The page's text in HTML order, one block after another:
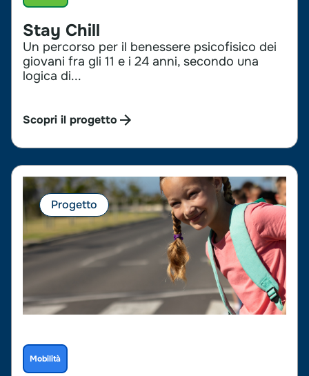
Stay Chill
Un percorso per il benessere psicofisico dei
giovani fra gli 11 e i 24 anni, secondo una
logica di...
Scopri il progetto
Progetto
Mobilità